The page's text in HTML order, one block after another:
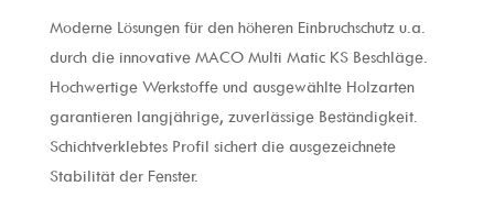
Moderne Lösungen für den höheren Einbruchschutz u.a.
durch die innovative MACO Multi Matic KS Beschläge.
Hochwertige Werkstoffe und ausgewählte Holzarten
garantieren langjährige, zuverlässige Beständigkeit.
Schichtverklebtes Profil sichert die ausgezeichnete
Stabilität der Fenster.